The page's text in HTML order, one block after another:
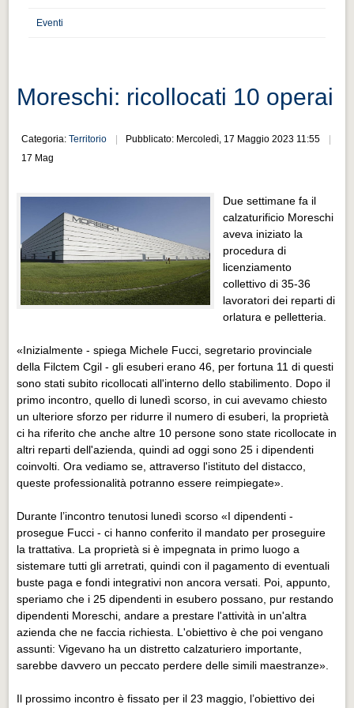
Cultura e turismo 4.0
PROGETTI
Progetti Aperti
Progetti Aperti
Progetti Realizzati
Progetti Realizzati
EVENTI
Eventi Vigevano
Eventi Vigevano
Eventi Pavia
Eventi Pavia
Eventi
Moreschi: ricollocati 10 operai
Categoria:Territorio
Pubblicato: Mercoledì, 17 Maggio 2023 11:55
17 Mag
Due settimane fa il
calzaturificio Moreschi
aveva iniziato la
procedura di
licenziamento
collettivo di 35-36
lavoratori dei reparti di
orlatura e pelletteria.
«Inizialmente - spiega Michele Fucci, segretario provinciale
della Filctem Cgil - gli esuberi erano 46, per fortuna 11 di questi
sono stati subito ricollocati all'interno dello stabilimento. Dopo il
primo incontro, quello di lunedì scorso, in cui avevamo chiesto
un ulteriore sforzo per ridurre il numero di esuberi, la proprietà
ci ha riferito che anche altre 10 persone sono state ricollocate in
altri reparti dell'azienda, quindi ad oggi sono 25 i dipendenti
coinvolti. Ora vediamo se, attraverso l'istituto del distacco,
queste professionalità potranno essere reimpiegate».
Durante l’incontro tenutosi lunedì scorso «I dipendenti -
prosegue Fucci - ci hanno conferito il mandato per proseguire
la trattativa. La proprietà si è impegnata in primo luogo a
sistemare tutti gli arretrati, quindi con il pagamento di eventuali
buste paga e fondi integrativi non ancora versati. Poi, appunto,
speriamo che i 25 dipendenti in esubero possano, pur restando
dipendenti Moreschi, andare a prestare l'attività in un'altra
azienda che ne faccia richiesta. L'obiettivo è che poi vengano
assunti: Vigevano ha un distretto calzaturiero importante,
sarebbe davvero un peccato perdere delle simili maestranze».
Il prossimo incontro è fissato per il 23 maggio, l’obiettivo dei